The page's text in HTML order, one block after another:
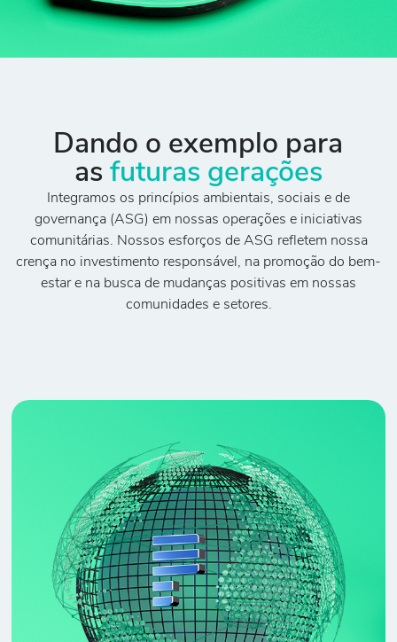
Dando o exemplo para
as futuras gerações
Integramos os princípios ambientais, sociais e de
governança (ASG) em nossas operações e iniciativas
comunitárias. Nossos esforços de ASG refletem nossa
crença no investimento responsável, na promoção do bem-
estar e na busca de mudanças positivas em nossas
comunidades e setores.